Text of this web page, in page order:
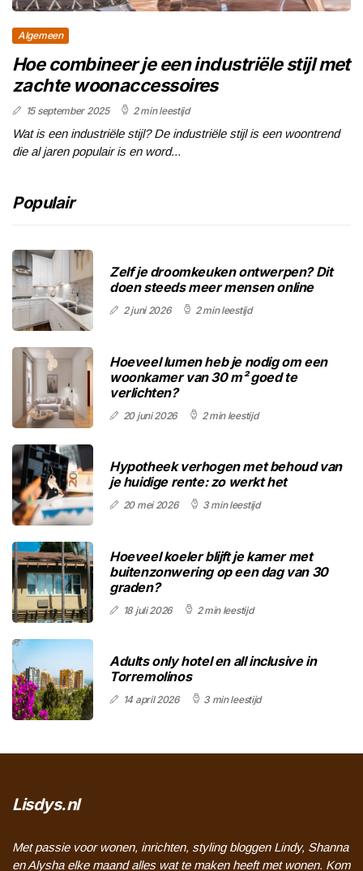
Algemeen
Hoe combineer je een industriële stijl met
zachte woonaccessoires
15 september 2025 2 min leestijd
Wat is een industriële stijl? De industriële stijl is een woontrend
die al jaren populair is en word...
Populair
Zelf je droomkeuken ontwerpen? Dit
doen steeds meer mensen online
2 juni 2026 2 min leestijd
Hoeveel lumen heb je nodig om een
woonkamer van 30 m² goed te
verlichten?
20 juni 2026 2 min leestijd
Hypotheek verhogen met behoud van
je huidige rente: zo werkt het
20 mei 2026 3 min leestijd
Hoeveel koeler blijft je kamer met
buitenzonwering op een dag van 30
graden?
18 juli 2026 2 min leestijd
Adults only hotel en all inclusive in
Torremolinos
14 april 2026 3 min leestijd
Lisdys.nl
Met passie voor wonen, inrichten, styling bloggen Lindy, Shanna
en Alysha elke maand alles wat te maken heeft met wonen. Kom